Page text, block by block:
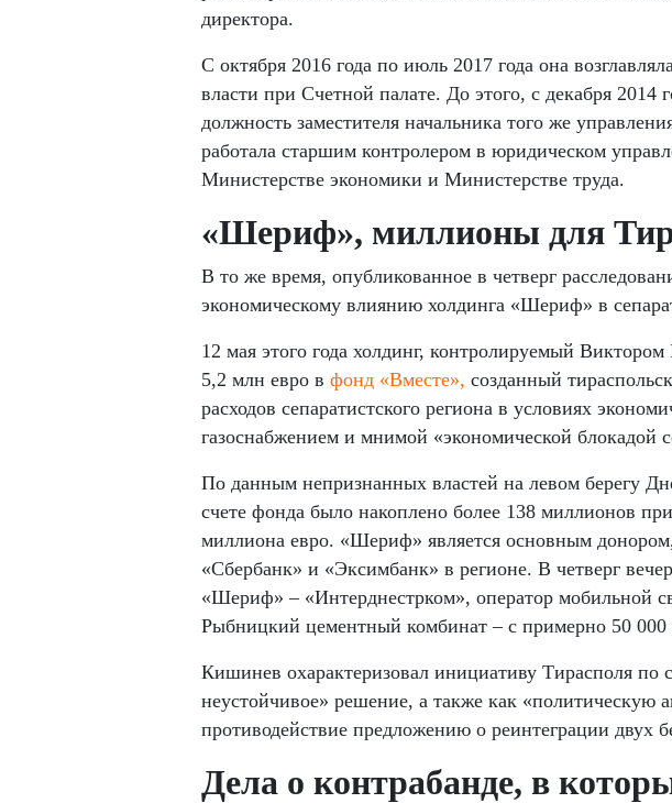
директора.
С октября 2016 года по июль 2017 года она
власти при Счетной палате. До этого, с декабря 2014
должность заместителя начальника того же
работала старшим контролером в юридическом
Министерстве экономики и Министерстве труда.
«Шериф», миллионы для
В то же время, опубликованное в четверг
экономическому влиянию холдинга «Шериф» в
12 мая этого года холдинг, контролируемый
5,2 млн евро в фонд «Вместе», созданный
расходов сепаратистского региона в условиях
газоснабжением и мнимой «экономической блокадой
По данным непризнанных властей на левом берегу
счете фонда было накоплено более 138 миллионов
миллиона евро. «Шериф» является основным
«Сбербанк» и «Эксимбанк» в регионе. В четверг
«Шериф» – «Интерднестрком», оператор мобильной
Рыбницкий цементный комбинат – с примерно 50 000
Кишинев охарактеризовал инициативу Тирасполя по
неустойчивое» решение, а также как
противодействие предложению о реинтеграции двух
Дела о контрабанде, в